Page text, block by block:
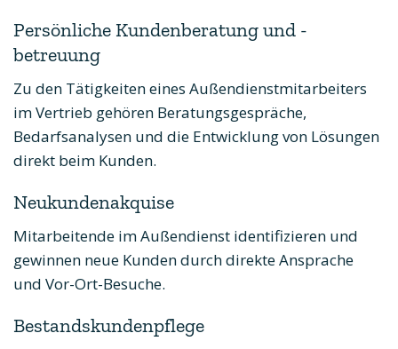
Persönliche Kundenberatung und -
betreuung
Zu den Tätigkeiten eines Außendienstmitarbeiters
im Vertrieb gehören Beratungsgespräche,
Bedarfsanalysen und die Entwicklung von Lösungen
direkt beim Kunden.
Neukundenakquise
Mitarbeitende im Außendienst identifizieren und
gewinnen neue Kunden durch direkte Ansprache
und Vor-Ort-Besuche.
Bestandskundenpflege